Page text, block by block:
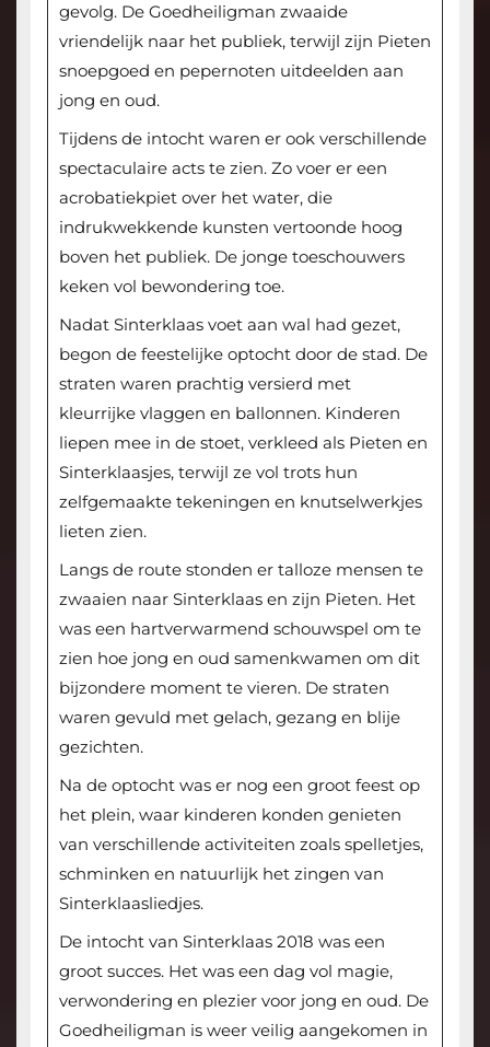
gevolg. De Goedheiligman zwaaide
vriendelijk naar het publiek, terwijl zijn Pieten
snoepgoed en pepernoten uitdeelden aan
jong en oud.
Tijdens de intocht waren er ook verschillende
spectaculaire acts te zien. Zo voer er een
acrobatiekpiet over het water, die
indrukwekkende kunsten vertoonde hoog
boven het publiek. De jonge toeschouwers
keken vol bewondering toe.
Nadat Sinterklaas voet aan wal had gezet,
begon de feestelijke optocht door de stad. De
straten waren prachtig versierd met
kleurrijke vlaggen en ballonnen. Kinderen
liepen mee in de stoet, verkleed als Pieten en
Sinterklaasjes, terwijl ze vol trots hun
zelfgemaakte tekeningen en knutselwerkjes
lieten zien.
Langs de route stonden er talloze mensen te
zwaaien naar Sinterklaas en zijn Pieten. Het
was een hartverwarmend schouwspel om te
zien hoe jong en oud samenkwamen om dit
bijzondere moment te vieren. De straten
waren gevuld met gelach, gezang en blije
gezichten.
Na de optocht was er nog een groot feest op
het plein, waar kinderen konden genieten
van verschillende activiteiten zoals spelletjes,
schminken en natuurlijk het zingen van
Sinterklaasliedjes.
De intocht van Sinterklaas 2018 was een
groot succes. Het was een dag vol magie,
verwondering en plezier voor jong en oud. De
Goedheiligman is weer veilig aangekomen in